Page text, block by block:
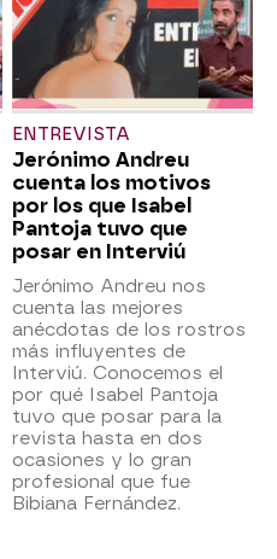
ENTREVISTA
Jerónimo Andreu
cuenta los motivos
por los que Isabel
Pantoja tuvo que
posar en Interviú
Jerónimo Andreu nos
cuenta las mejores
anécdotas de los rostros
más influyentes de
Interviú. Conocemos el
por qué Isabel Pantoja
tuvo que posar para la
revista hasta en dos
ocasiones y lo gran
profesional que fue
Bibiana Fernández.